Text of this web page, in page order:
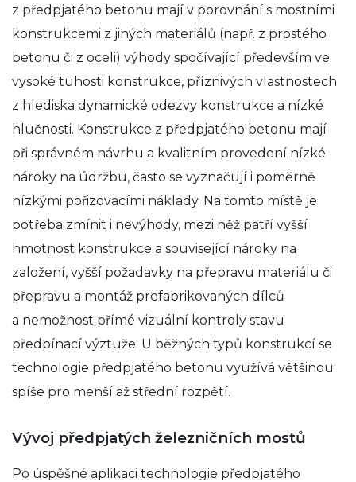
z předpjatého betonu mají v porovnání s mostními
konstrukcemi z jiných materiálů (např. z prostého
betonu či z oceli) výhody spočívající především ve
vysoké tuhosti konstrukce, příznivých vlastnostech
z hlediska dynamické odezvy konstrukce a nízké
hlučnosti. Konstrukce z předpjatého betonu mají
při správném návrhu a kvalitním provedení nízké
nároky na údržbu, často se vyznačují i poměrně
nízkými pořizovacími náklady. Na tomto místě je
potřeba zmínit i nevýhody, mezi něž patří vyšší
hmotnost konstrukce a související nároky na
založení, vyšší požadavky na přepravu materiálu či
přepravu a montáž prefabrikovaných dílců
a nemožnost přímé vizuální kontroly stavu
předpínací výztuže. U běžných typů konstrukcí se
technologie předpjatého betonu využívá většinou
spíše pro menší až střední rozpětí.
Vývoj předpjatých železničních mostů
Po úspěšné aplikaci technologie předpjatého